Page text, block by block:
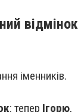
відмінок
іменників.
: тепер Ігорю,